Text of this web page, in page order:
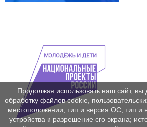
Продолжая использовать наш сайт, вы
обработку файлов cookie,
местоположении; тип и версия ОС; тип и
устройства и разрешение его экрана;